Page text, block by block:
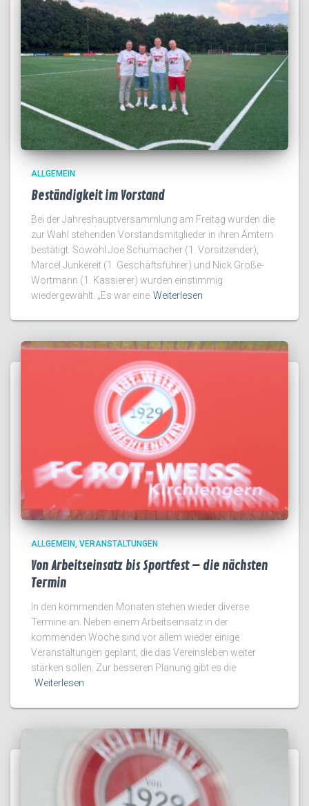
ALLGEMEIN
Beständigkeit im Vorstand
Bei der Jahreshauptversammlung am Freitag wurden die
zur Wahl stehenden Vorstandsmitglieder in ihren Ämtern
bestätigt. Sowohl Joe Schumacher (1. Vorsitzender),
Marcel Junkereit (1. Geschäftsführer) und Nick Große-
Wortmann (1. Kassierer) wurden einstimmig
wiedergewählt. „Es war eine Weiterlesen
ALLGEMEIN VERANSTALTUNGEN
Von Arbeitseinsatz bis Sportfest – die nächsten
Termin
In den kommenden Monaten stehen wieder diverse
Termine an. Neben einem Arbeitseinsatz in der
kommenden Woche sind vor allem wieder einige
Veranstaltungen geplant, die das Vereinsleben weiter
stärken sollen. Zur besseren Planung gibt es die
Weiterlesen